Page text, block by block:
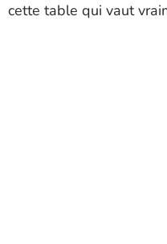
cette table qui vaut